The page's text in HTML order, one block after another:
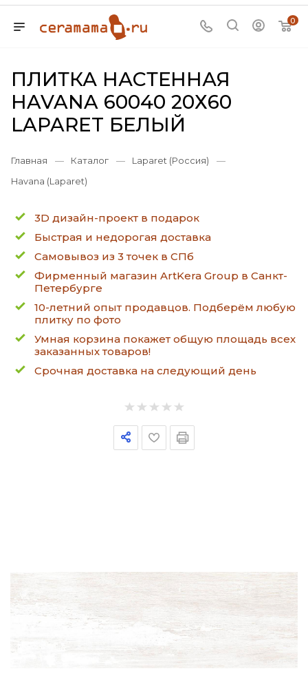
0
ПЛИТКА НАСТЕННАЯ
HAVANA 60040 20Х60
LAPARET БЕЛЫЙ
Главная — Каталог — Laparet (Россия)
—
Havana (Laparet)
3D дизайн-проект в подарок
Быстрая и недорогая доставка
Самовывоз из 3 точек в СПб
Фирменный магазин ArtKera Group в Санкт-
Петербурге
10-летний опыт продавцов. Подберём любую
плитку по фото
Умная корзина покажет общую площадь всех
заказанных товаров!
Срочная доставка на следующий день